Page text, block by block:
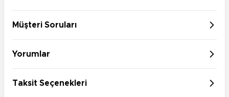
Müşteri Soruları
Yorumlar
Taksit Seçenekleri